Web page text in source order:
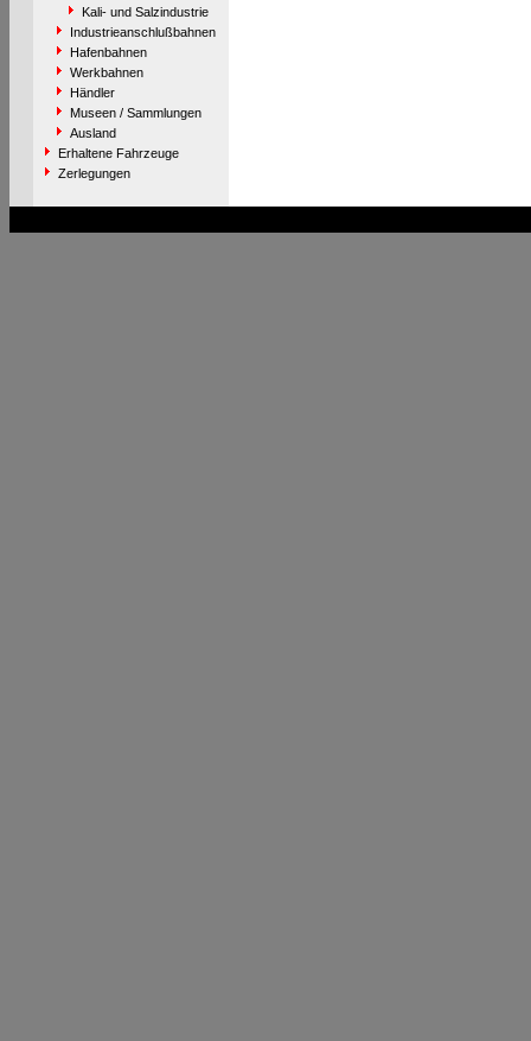
Kali- und Salzindustrie
Industrieanschlußbahnen
Hafenbahnen
Werkbahnen
Händler
Museen / Sammlungen
Ausland
Erhaltene Fahrzeuge
Zerlegungen